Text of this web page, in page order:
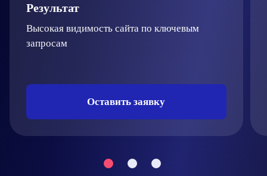
Результат
Высокая видимость сайта по ключевым
запросам
Оставить заявку